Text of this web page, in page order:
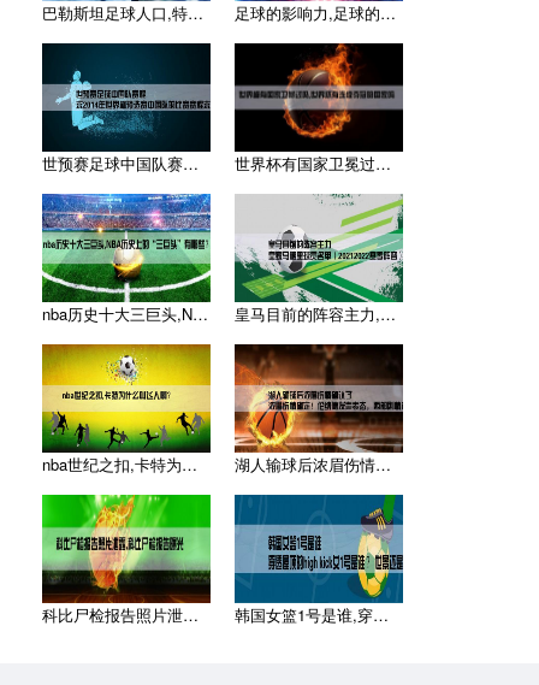
巴勒斯坦足球人口,特谢拉归化可能会被暂停，他是不是要得太多了 足球的影响力,足球的影响力有多大？
世预赛足球中国队赛程,求2014年世界杯预选赛中国队的比赛赛 世界杯有国家卫冕过吗,世界杯有连续夺冠的国家吗
nba历史十大三巨头,NBA历史上的“三巨头”有哪些？ 皇马目前的阵容主力,皇家马德里球员名单（20212022赛季
nba世纪之扣,卡特为什么叫飞人啊？ 湖人输球后浓眉伤情确认了,浓眉伤情确定！伦纳德发声表态，西部
科比尸检报告照片泄露,科比尸检报告曝光 韩国女篮1号是谁,穿透屋顶的high kick女1号是谁 ？